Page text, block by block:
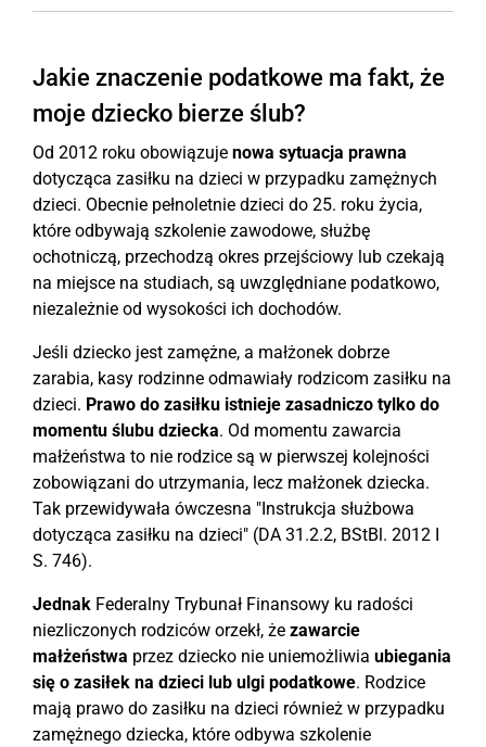
Jakie znaczenie podatkowe ma fakt, że
moje dziecko bierze ślub?
Od 2012 roku obowiązuje nowa sytuacja prawna
dotycząca zasiłku na dzieci w przypadku zamężnych
dzieci. Obecnie pełnoletnie dzieci do 25. roku życia,
które odbywają szkolenie zawodowe, służbę
ochotniczą, przechodzą okres przejściowy lub czekają
na miejsce na studiach, są uwzględniane podatkowo,
niezależnie od wysokości ich dochodów.
Jeśli dziecko jest zamężne, a małżonek dobrze
zarabia, kasy rodzinne odmawiały rodzicom zasiłku na
dzieci. Prawo do zasiłku istnieje zasadniczo tylko do
momentu ślubu dziecka. Od momentu zawarcia
małżeństwa to nie rodzice są w pierwszej kolejności
zobowiązani do utrzymania, lecz małżonek dziecka.
Tak przewidywała ówczesna "Instrukcja służbowa
dotycząca zasiłku na dzieci" (DA 31.2.2, BStBl. 2012 I
S. 746).
Jednak Federalny Trybunał Finansowy ku radości
niezliczonych rodziców orzekł, że zawarcie
małżeństwa przez dziecko nie uniemożliwia ubiegania
się o zasiłek na dzieci lub ulgi podatkowe. Rodzice
mają prawo do zasiłku na dzieci również w przypadku
zamężnego dziecka, które odbywa szkolenie